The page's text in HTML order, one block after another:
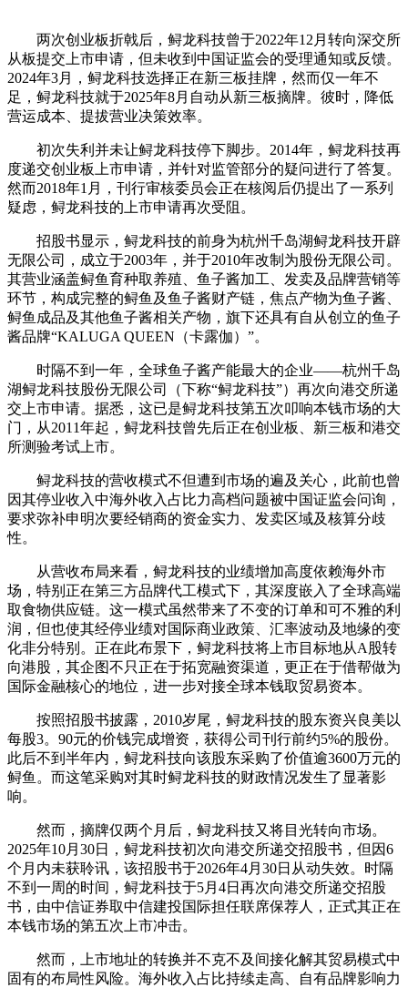
两次创业板折戟后，鲟龙科技曾于2022年12月转向深交所
从板提交上市申请，但未收到中国证监会的受理通知或反馈。
2024年3月，鲟龙科技选择正在新三板挂牌，然而仅一年不
足，鲟龙科技就于2025年8月自动从新三板摘牌。彼时，降低
营运成本、提拔营业决策效率。
初次失利并未让鲟龙科技停下脚步。2014年，鲟龙科技再
度递交创业板上市申请，并针对监管部分的疑问进行了答复。
然而2018年1月，刊行审核委员会正在核阅后仍提出了一系列
疑虑，鲟龙科技的上市申请再次受阻。
招股书显示，鲟龙科技的前身为杭州千岛湖鲟龙科技开辟
无限公司，成立于2003年，并于2010年改制为股份无限公司。
其营业涵盖鲟鱼育种取养殖、鱼子酱加工、发卖及品牌营销等
环节，构成完整的鲟鱼及鱼子酱财产链，焦点产物为鱼子酱、
鲟鱼成品及其他鱼子酱相关产物，旗下还具有自从创立的鱼子
酱品牌“KALUGA QUEEN（卡露伽）”。
时隔不到一年，全球鱼子酱产能最大的企业——杭州千岛
湖鲟龙科技股份无限公司（下称“鲟龙科技”）再次向港交所递
交上市申请。据悉，这已是鲟龙科技第五次叩响本钱市场的大
门，从2011年起，鲟龙科技曾先后正在创业板、新三板和港交
所测验考试上市。
鲟龙科技的营收模式不但遭到市场的遍及关心，此前也曾
因其停业收入中海外收入占比力高档问题被中国证监会问询，
要求弥补申明次要经销商的资金实力、发卖区域及核算分歧
性。
从营收布局来看，鲟龙科技的业绩增加高度依赖海外市
场，特别正在第三方品牌代工模式下，其深度嵌入了全球高端
取食物供应链。这一模式虽然带来了不变的订单和可不雅的利
润，但也使其经停业绩对国际商业政策、汇率波动及地缘的变
化非分特别。正在此布景下，鲟龙科技将上市目标地从A股转
向港股，其企图不只正在于拓宽融资渠道，更正在于借帮做为
国际金融核心的地位，进一步对接全球本钱取贸易资本。
按照招股书披露，2010岁尾，鲟龙科技的股东资兴良美以
每股3。90元的价钱完成增资，获得公司刊行前约5%的股份。
此后不到半年内，鲟龙科技向该股东采购了价值逾3600万元的
鲟鱼。而这笔采购对其时鲟龙科技的财政情况发生了显著影
响。
然而，摘牌仅两个月后，鲟龙科技又将目光转向市场。
2025年10月30日，鲟龙科技初次向港交所递交招股书，但因6
个月内未获聆讯，该招股书于2026年4月30日从动失效。时隔
不到一周的时间，鲟龙科技于5月4日再次向港交所递交招股
书，由中信证券取中信建投国际担任联席保荐人，正式其正在
本钱市场的第五次上市冲击。
然而，上市地址的转换并不克不及间接化解其贸易模式中
固有的布局性风险。海外收入占比持续走高、自有品牌影响力